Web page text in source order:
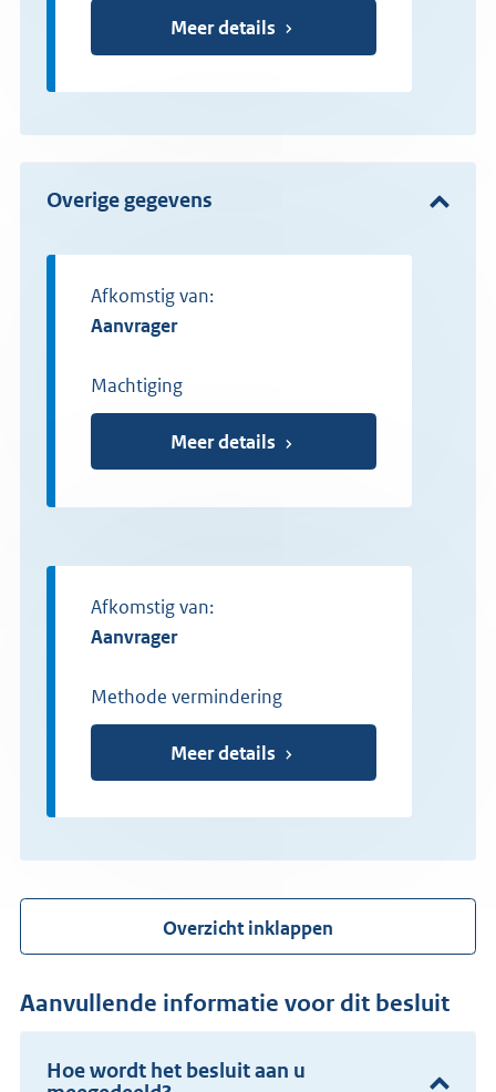
Meer details
Overige gegevens
Afkomstig van:
aanvrager
Machtiging
Meer details
Afkomstig van:
aanvrager
Methode vermindering
Meer details
Overzicht inklappen
Aanvullende informatie voor dit besluit
Hoe wordt het besluit aan u